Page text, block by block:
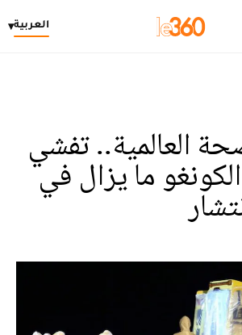
العربية▾
العالمية.. تفشي
ما يزال في